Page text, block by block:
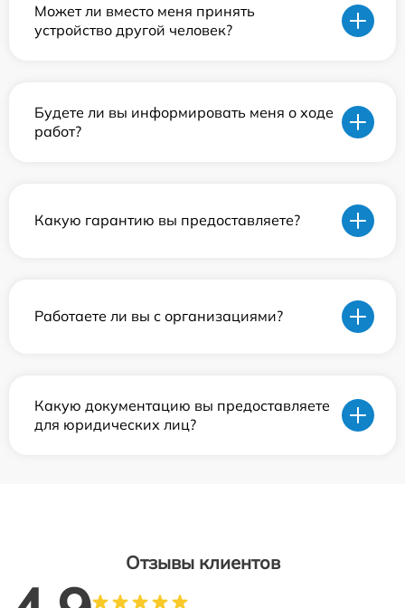
Может ли вместо меня принять
устройство другой человек?
Будете ли вы информировать меня о ходе
работ?
Какую гарантию вы предоставляете?
Работаете ли вы с организациями?
Какую документацию вы предоставляете
для юридических лиц?
Отзывы клиентов